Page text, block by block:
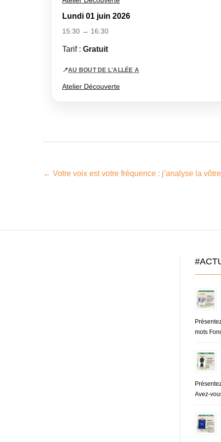
Lundi 01 juin 2026
15:30 → 16:30
Tarif : Gratuit
📍AU BOUT DE L'ALLÉE A
Atelier Découverte
← Votre voix est votre fréquence : j’analyse la
mots
Avez-